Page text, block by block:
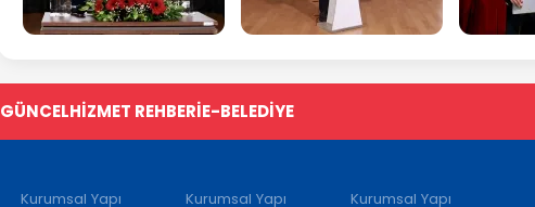
GÜNCELHİZMET REHBERİE-BELEDİYE
Kurumsal Yapı
Kurumsal Yapı
Kurumsal Yapı